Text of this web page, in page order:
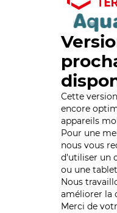
Cette
encore
appareils
Pour une
nous vous
d'utiliser un
ou une
Nous
améliorer la
Merci de